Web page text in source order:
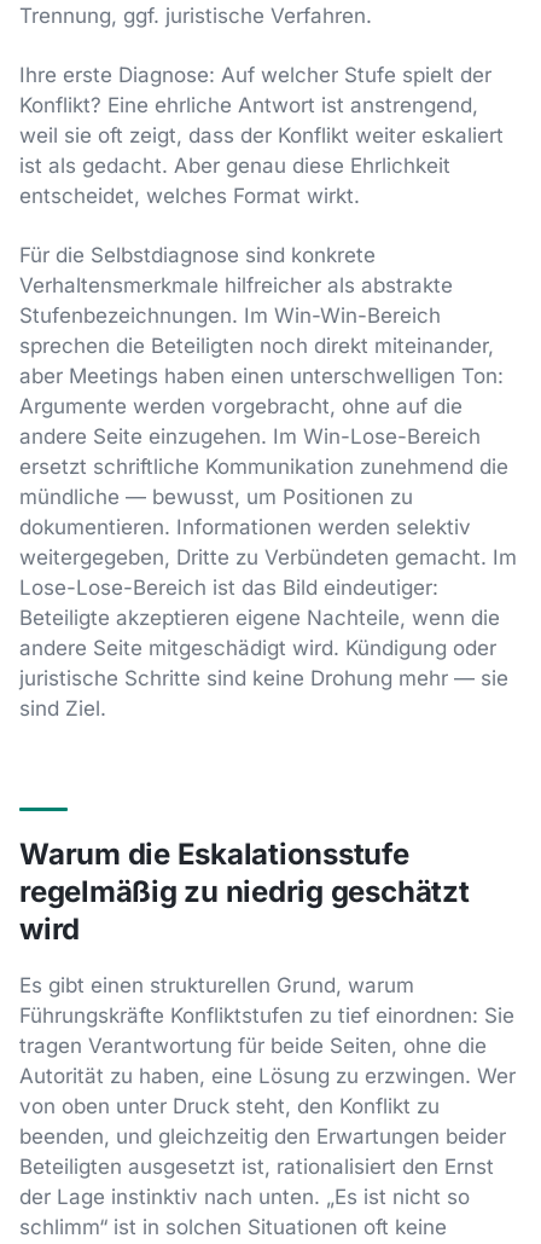
Trennung, ggf. juristische Verfahren.
Ihre erste Diagnose: Auf welcher Stufe spielt der
Konflikt? Eine ehrliche Antwort ist anstrengend,
weil sie oft zeigt, dass der Konflikt weiter eskaliert
ist als gedacht. Aber genau diese Ehrlichkeit
entscheidet, welches Format wirkt.
Für die Selbstdiagnose sind konkrete
Verhaltensmerkmale hilfreicher als abstrakte
Stufenbezeichnungen. Im Win-Win-Bereich
sprechen die Beteiligten noch direkt miteinander,
aber Meetings haben einen unterschwelligen Ton:
Argumente werden vorgebracht, ohne auf die
andere Seite einzugehen. Im Win-Lose-Bereich
ersetzt schriftliche Kommunikation zunehmend die
mündliche — bewusst, um Positionen zu
dokumentieren. Informationen werden selektiv
weitergegeben, Dritte zu Verbündeten gemacht. Im
Lose-Lose-Bereich ist das Bild eindeutiger:
Beteiligte akzeptieren eigene Nachteile, wenn die
andere Seite mitgeschädigt wird. Kündigung oder
juristische Schritte sind keine Drohung mehr — sie
sind Ziel.
Warum die Eskalationsstufe
regelmäßig zu niedrig geschätzt
wird
Es gibt einen strukturellen Grund, warum
Führungskräfte Konfliktstufen zu tief einordnen: Sie
tragen Verantwortung für beide Seiten, ohne die
Autorität zu haben, eine Lösung zu erzwingen. Wer
von oben unter Druck steht, den Konflikt zu
beenden, und gleichzeitig den Erwartungen beider
Beteiligten ausgesetzt ist, rationalisiert den Ernst
der Lage instinktiv nach unten. „Es ist nicht so
schlimm“ ist in solchen Situationen oft keine